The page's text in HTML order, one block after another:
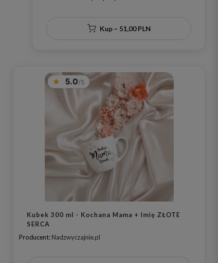
Kup – 51,00 PLN
5.0
Kubek 300 ml - Kochana Mama + Imię ZŁOTE
SERCA
Producent: Nadzwyczajnie.pl